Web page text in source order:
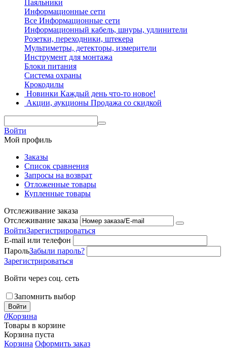
Паяльники
Информационные сети
Все Информационные сети
Информационный кабель, шнуры, удлинители
Розетки, переходники, штекера
Мультиметры, детекторы, измерители
Инструмент для монтажа
Блоки питания
Система охраны
Крокодилы
Новинки Каждый день что-то новое!
Акции, аукционы Продажа со скидкой
Войти
Мой профиль
Заказы
Список сравнения
Запросы на возврат
Отложенные товары
Купленные товары
Отслеживание заказа
Отслеживание заказа
ВойтиЗарегистрироваться
E-mail или телефон
ПарольЗабыли пароль?
Зарегистрироваться
Войти через соц. сеть
Запомнить выбор
Войти
0Корзина
Товары в корзине
Корзина пуста
Корзина Оформить заказ